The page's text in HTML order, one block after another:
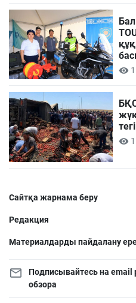
1
1
Сайтқа жарнама беру
Редакция
Материалдарды пайдалану
Подписывайтесь на
обзора